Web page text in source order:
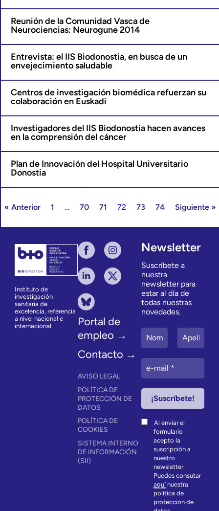
Reunión de la Comunidad Vasca de
Neurociencias: Neurogune 2014
Entrevista: el IIS Biodonostia, en busca de un
envejecimiento saludable
Centros de investigación biomédica refuerzan su
colaboración en Euskadi
Investigadores del IIS Biodonostia hacen avances
en la comprensión del cáncer
Plan de Innovación del Hospital Universitario
Donostia
« Anterior 1 … 70 71 72 73 74 Siguiente »
Instituto de
investigación
sanitaria de
excelencia, referencia
a nivel nacional e
internacional
Portal de
empleo →
Contacto →
AVISO LEGAL
POLÍTICA DE
PROTECCIÓN DE
DATOS
POLÍTICA DE
COOKIES
SISTEMA INTERNO
DE INFORMACIÓN
(SII)
Newsletter
Suscríbete a
nuestra
newsletter para
estar al día de
todas nuestras
novedades.
Al enviar el
formulario
acepto la
suscripción a
nuestro
newsletter.
Puedes consutar
aquínuestra
política de
protección de